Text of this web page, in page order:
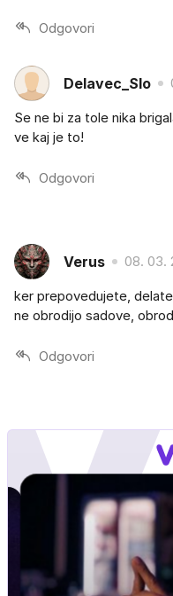
Odgovori
Delavec_Slo
Se ne bi za tole nika
ve kaj je to!
Odgovori
Verus 08. 03.
ker prepovedujete,
ne obrodijo sadove,
Odgovori